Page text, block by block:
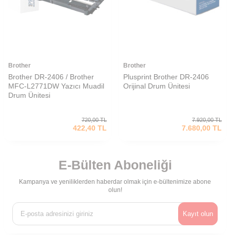
Brother
Brother DR-2406 / Brother
MFC-L2771DW Yazıcı Muadil
Drum Ünitesi
720,00TL
422,40 TL
Brother
Plusprint Brother DR-2406
Orijinal Drum Ünitesi
7.920,00TL
7.680,00 TL
E-Bülten Aboneliği
Kampanya ve yeniliklerden haberdar olmak için e-bültenimize abone
olun!
Kayıt olun